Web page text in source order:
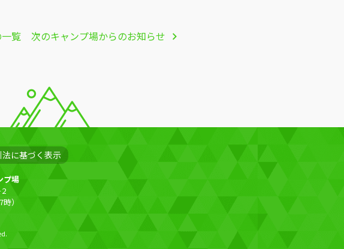
一覧 次のキャンプ場からのお知らせ
に基づく表示
プ場
）